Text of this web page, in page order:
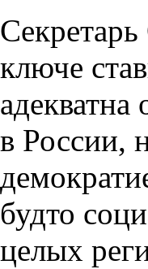
ключе
в России,
будто
целых